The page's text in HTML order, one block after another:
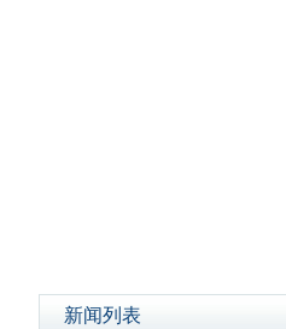
新闻列表